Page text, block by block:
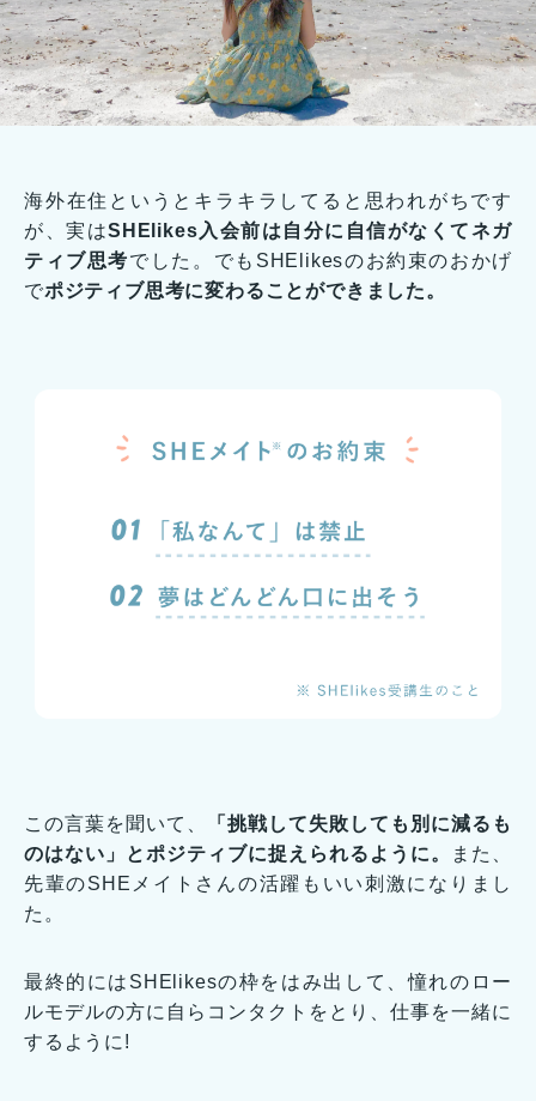
海外在住というとキラキラしてると思われがちです
が、実はSHElikes入会前は自分に自信がなくてネガ
ティブ思考でした。でもSHElikesのお約束のおかげ
でポジティブ思考に変わることができました。
この言葉を聞いて、
「挑戦して失敗しても別に減るも
のはない」とポジティブに捉えられるように。
また、
先輩のSHEメイトさんの活躍もいい刺激になりまし
た。
最終的にはSHElikesの枠をはみ出して、憧れのロー
ルモデルの方に自らコンタクトをとり、仕事を一緒に
するように!